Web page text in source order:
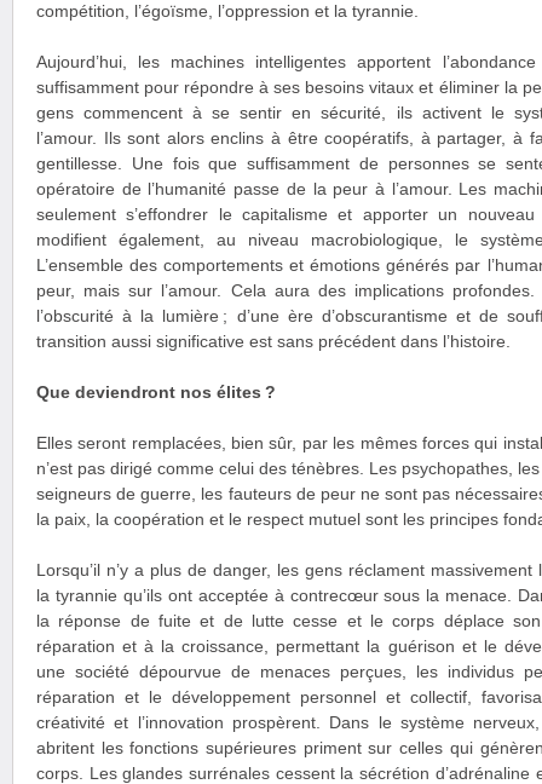
compétition, l’égoïsme, l’oppression et la tyrannie.
Aujourd’hui, les machines intelligentes apportent
suffisamment pour répondre à ses besoins vitaux et éliminer la
gens commencent à se sentir en sécurité, ils activent le
l’amour. Ils sont alors enclins à être coopératifs, à partager, à
gentillesse. Une fois que suffisamment de personnes se
opératoire de l’humanité passe de la peur à l’amour. Les
seulement s’effondrer le capitalisme et apporter un
modifient également, au niveau macrobiologique, le
L’ensemble des comportements et émotions générés par
peur, mais sur l’amour. Cela aura des implications
l’obscurité à la lumière ; d’une ère d’obscurantisme et de
transition aussi significative est sans précédent dans l’histoire.
Que deviendront nos élites ?
Elles seront remplacées, bien sûr, par les mêmes forces qui
n’est pas dirigé comme celui des ténèbres. Les psychopathes,
seigneurs de guerre, les fauteurs de peur ne sont pas
la paix, la coopération et le respect mutuel sont les principes
Lorsqu’il n’y a plus de danger, les gens réclament
la tyrannie qu’ils ont acceptée à contrecœur sous la menace.
la réponse de fuite et de lutte cesse et le corps déplace
réparation et à la croissance, permettant la guérison et le
une société dépourvue de menaces perçues, les individus
réparation et le développement personnel et collectif,
créativité et l’innovation prospèrent. Dans le système
abritent les fonctions supérieures priment sur celles qui
corps. Les glandes surrénales cessent la sécrétion